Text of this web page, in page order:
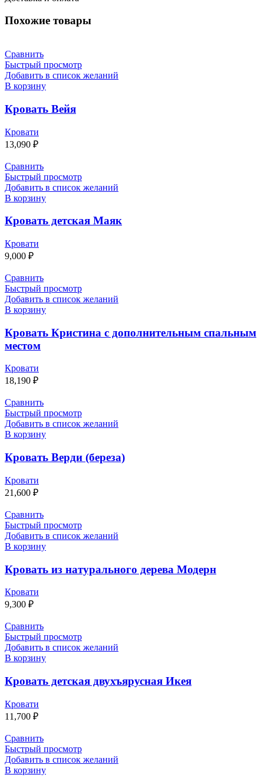
Похожие товары
Сравнить
Быстрый просмотр
Добавить в список желаний
В корзину
Кровать Вейя
Кровати
13,090 ₽
Сравнить
Быстрый просмотр
Добавить в список желаний
В корзину
Кровать детская Маяк
Кровати
9,000 ₽
Сравнить
Быстрый просмотр
Добавить в список желаний
В корзину
Кровать Кристина с дополнительным спальным
местом
Кровати
18,190 ₽
Сравнить
Быстрый просмотр
Добавить в список желаний
В корзину
Кровать Верди (береза)
Кровати
21,600 ₽
Сравнить
Быстрый просмотр
Добавить в список желаний
В корзину
Кровать из натурального дерева Модерн
Кровати
9,300 ₽
Сравнить
Быстрый просмотр
Добавить в список желаний
В корзину
Кровать детская двухъярусная Икея
Кровати
11,700 ₽
Сравнить
Быстрый просмотр
Добавить в список желаний
В корзину